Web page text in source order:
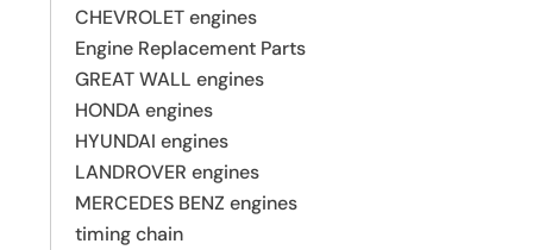
CHEVROLET engines
Engine Replacement Parts
GREAT WALL engines
HONDA engines
HYUNDAI engines
LANDROVER engines
MERCEDES BENZ engines
timing chain